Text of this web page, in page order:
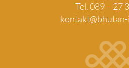
Tel. 089 – 27